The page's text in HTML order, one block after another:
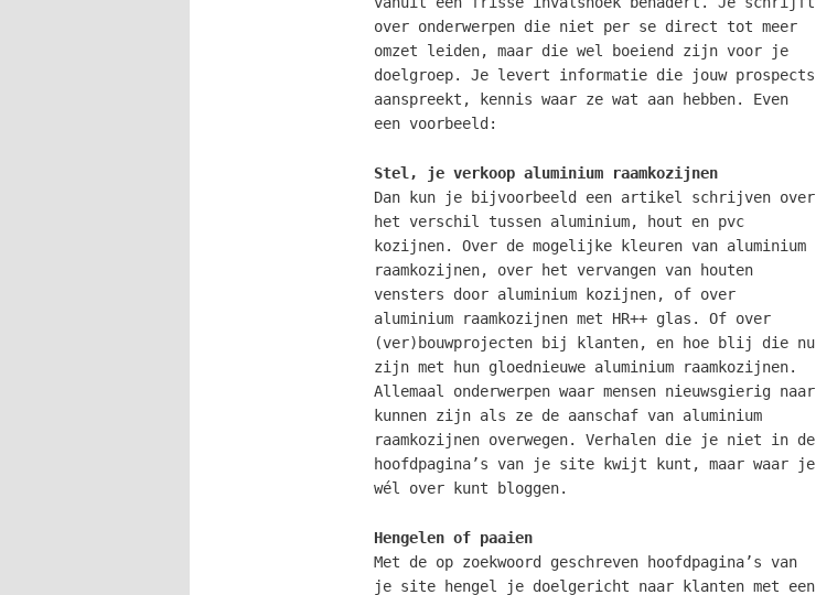
over onderwerpen die niet per se direct tot meer
omzet leiden, maar die wel boeiend zijn voor je
doelgroep. Je levert informatie die jouw prospects
aanspreekt, kennis waar ze wat aan hebben. Even
een voorbeeld:
Stel, je verkoop aluminium raamkozijnen
Dan kun je bijvoorbeeld een artikel schrijven over
het verschil tussen aluminium, hout en pvc
kozijnen. Over de mogelijke kleuren van aluminium
raamkozijnen, over het vervangen van houten
vensters door aluminium kozijnen, of over
aluminium raamkozijnen met HR++ glas. Of over
(ver)bouwprojecten bij klanten, en hoe blij die nu
zijn met hun gloednieuwe aluminium raamkozijnen.
Allemaal onderwerpen waar mensen nieuwsgierig naar
kunnen zijn als ze de aanschaf van aluminium
raamkozijnen overwegen. Verhalen die je niet in de
hoofdpagina’s van je site kwijt kunt, maar waar je
wél over kunt bloggen.
Hengelen of paaien
Met de op zoekwoord geschreven hoofdpagina’s van
je site hengel je doelgericht naar klanten met een